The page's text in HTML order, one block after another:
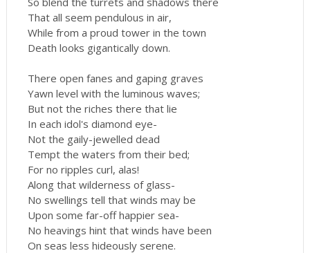
That all seem pendulous in air,
While from a proud tower in the town
Death looks gigantically down.
There open fanes and gaping graves
Yawn level with the luminous waves;
But not the riches there that lie
In each idol's diamond eye-
Not the gaily-jewelled dead
Tempt the waters from their bed;
For no ripples curl, alas!
Along that wilderness of glass-
No swellings tell that winds may be
Upon some far-off happier sea-
No heavings hint that winds have been
On seas less hideously serene.